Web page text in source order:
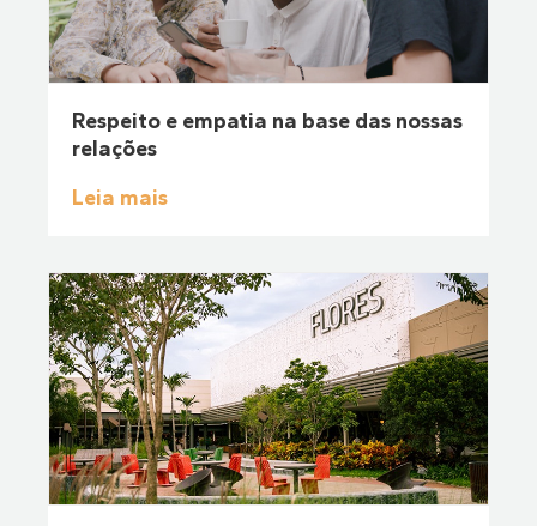
Respeito e empatia na base das nossas
relações
Leia mais